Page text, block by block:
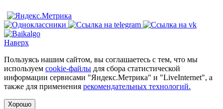
Наверх
Пользуясь нашим сайтом, вы соглашаетесь с тем, что мы
используем cookie-файлы для сбора статистической
информации сервисами "Яндекс.Метрика" и "LiveInternet", а
также для применения рекомендательных технологий.
Хорошо